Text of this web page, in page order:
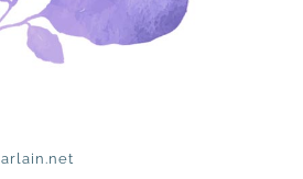
arlain.net